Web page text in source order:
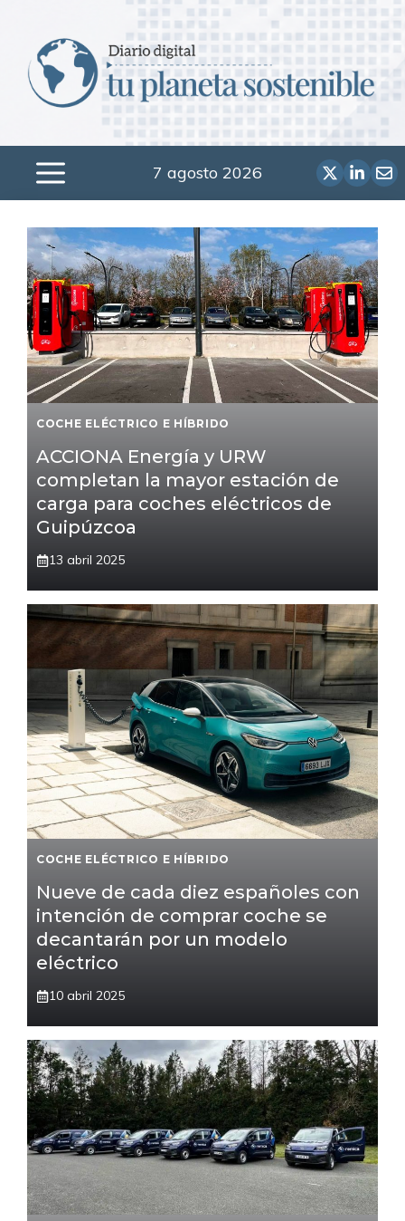
contenido
Menú
7 agosto 2026
COCHE ELÉCTRICO E HÍBRIDO
ACCIONA Energía y URW
completan la mayor estación de
carga para coches eléctricos de
Guipúzcoa
13 abril 2025
COCHE ELÉCTRICO E HÍBRIDO
Nueve de cada diez españoles con
intención de comprar coche se
decantarán por un modelo
eléctrico
10 abril 2025